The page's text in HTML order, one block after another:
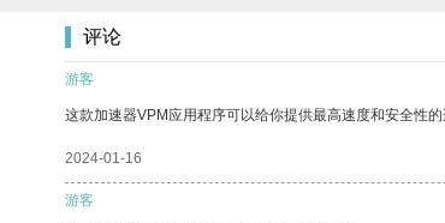
评论
游客
这款加速器VPM应用程序可以给你提供最高速度和安全性
2024-01-16
游客